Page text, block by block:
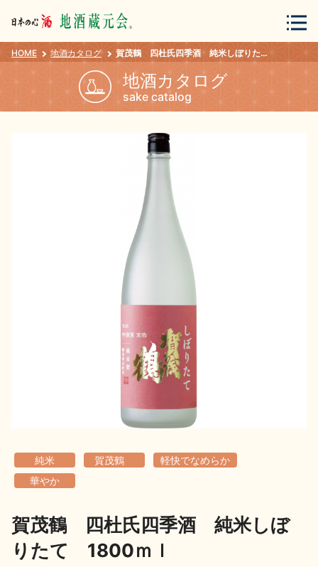
会員登録 ログイン
地酒カタログ
地酒解体新書
お楽しみコンテンツ
歳時記
HOME 地酒カタログ 賀茂鶴 四杜氏四季酒 純米しぼりたて 1800ｍｌ
地酒カタログ
sake catalog
純米 賀茂鶴
軽快でなめらか
華やか
賀茂鶴 四杜氏四季酒 純米しぼ
りたて 1800ｍｌ